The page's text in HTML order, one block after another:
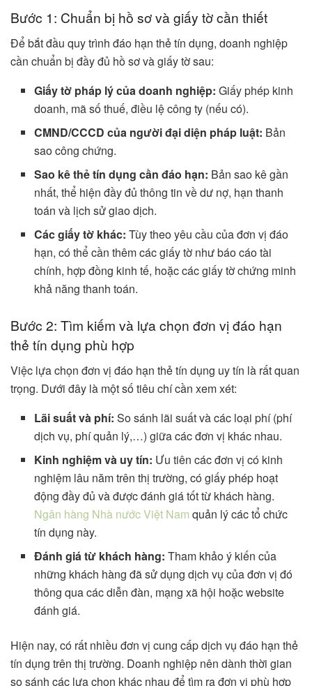
Bước 1: Chuẩn bị hồ sơ và giấy tờ cần thiết
Để bắt đầu quy trình đáo hạn thẻ tín dụng, doanh nghiệp
cần chuẩn bị đầy đủ hồ sơ và giấy tờ sau:
Giấy tờ pháp lý của doanh nghiệp: Giấy phép kinh
doanh, mã số thuế, điều lệ công ty (nếu có).
CMND/CCCD của người đại diện pháp luật: Bản
sao công chứng.
Sao kê thẻ tín dụng cần đáo hạn: Bản sao kê gần
nhất, thể hiện đầy đủ thông tin về dư nợ, hạn thanh
toán và lịch sử giao dịch.
Các giấy tờ khác: Tùy theo yêu cầu của đơn vị đáo
hạn, có thể cần thêm các giấy tờ như báo cáo tài
chính, hợp đồng kinh tế, hoặc các giấy tờ chứng minh
khả năng thanh toán.
Bước 2: Tìm kiếm và lựa chọn đơn vị đáo hạn
thẻ tín dụng phù hợp
Việc lựa chọn đơn vị đáo hạn thẻ tín dụng uy tín là rất quan
trọng. Dưới đây là một số tiêu chí cần xem xét:
Lãi suất và phí: So sánh lãi suất và các loại phí (phí
dịch vụ, phí quản lý,…) giữa các đơn vị khác nhau.
Kinh nghiệm và uy tín: Ưu tiên các đơn vị có kinh
nghiệm lâu năm trên thị trường, có giấy phép hoạt
động đầy đủ và được đánh giá tốt từ khách hàng.
Ngân hàng Nhà nước Việt Nam quản lý các tổ chức
tín dụng này.
Đánh giá từ khách hàng: Tham khảo ý kiến của
những khách hàng đã sử dụng dịch vụ của đơn vị đó
thông qua các diễn đàn, mạng xã hội hoặc website
đánh giá.
Hiện nay, có rất nhiều đơn vị cung cấp dịch vụ đáo hạn thẻ
tín dụng trên thị trường. Doanh nghiệp nên dành thời gian
so sánh các lựa chọn khác nhau để tìm ra đơn vị phù hợp